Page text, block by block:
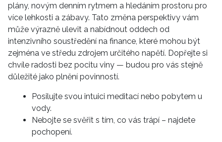
NEWSLETTER
plány, novým denním rytmem a hledáním prostoru pro
více lehkosti a zábavy. Tato změna perspektivy vám
může výrazně ulevit a nabídnout oddech od
intenzivního soustředění na finance, které mohou být
zejména ve středu zdrojem určitého napětí. Dopřejte si
chvíle radosti bez pocitu viny — budou pro vás stejně
důležité jako plnění povinností.
Posilujte svou intuici meditací nebo pobytem u
vody.
Nebojte se svěřit s tím, co vás trápí – najdete
pochopení.